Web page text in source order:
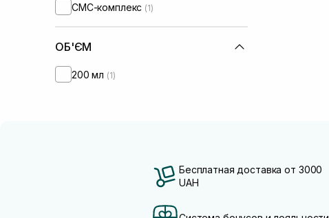
СМС-комплекс (1)
ОБ'ЄМ
200 мл (1)
Бесплатная доставка от 3000
UAH